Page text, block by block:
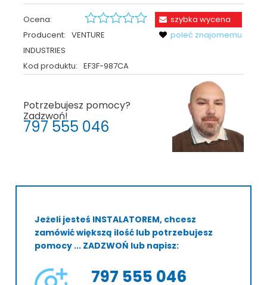
Ocena:
Producent: VENTURE
INDUSTRIES
Kod produktu: EF3F-987CA
szybka wycena
poleć znajomemu
Potrzebujesz pomocy?
Zadzwoń!
797 555 046
Jeżeli jesteś INSTALATOREM, chcesz
zamówić większą ilość lub potrzebujesz
pomocy ... ZADZWOŃ lub napisz:
797 555 046